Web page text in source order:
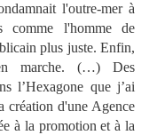
l'outre-mer à
comme l'homme de
plus juste. Enfin,
marche. (…) Des
l’Hexagone que j’ai
création d'une Agence
à la promotion et à la